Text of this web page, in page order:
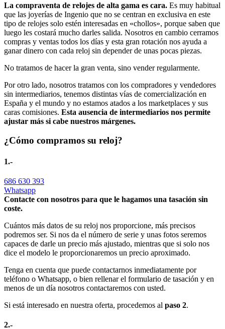
La compraventa de relojes de alta gama es cara. Es muy habitual
que las joyerías de Ingenio que no se centran en exclusiva en este
tipo de relojes solo estén interesadas en «chollos», porque saben que
luego les costará mucho darles salida. Nosotros en cambio cerramos
compras y ventas todos los días y esta gran rotación nos ayuda a
ganar dinero con cada reloj sin depender de unas pocas piezas.
No tratamos de hacer la gran venta, sino vender regularmente.
Por otro lado, nosotros tratamos con los compradores y vendedores
sin intermediarios, tenemos distintas vías de comercialización en
España y el mundo y no estamos atados a los marketplaces y sus
caras comisiones. Esta ausencia de intermediarios nos permite
ajustar más si cabe nuestros márgenes.
¿Cómo compramos su reloj?
1.-
686 630 393
Whatsapp
Contacte con nosotros para que le hagamos una tasación sin
coste.
Cuántos más datos de su reloj nos proporcione, más precisos
podremos ser. Si nos da el número de serie y unas fotos seremos
capaces de darle un precio más ajustado, mientras que si solo nos
dice el modelo le proporcionaremos un precio aproximado.
Tenga en cuenta que puede contactarnos inmediatamente por
teléfono o Whatsapp, o bien rellenar el formulario de tasación y en
menos de un día nosotros contactaremos con usted.
Si está interesado en nuestra oferta, procedemos al paso 2.
2.-